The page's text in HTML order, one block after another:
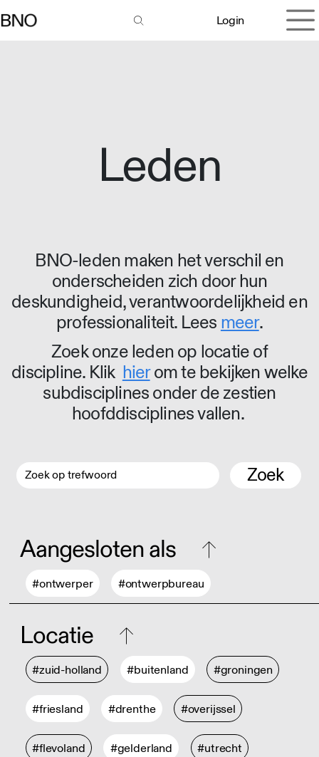
Login
Leden
BNO-leden maken het verschil en
onderscheiden zich door hun
deskundigheid, verantwoordelijkheid en
professionaliteit. Lees meer.
Zoek onze leden op locatie of
discipline. Klik hierom te bekijken welke
subdisciplines onder de zestien
hoofddisciplines vallen.
Zoek
Aangesloten als
#ontwerper #ontwerpbureau
Locatie
#zuid-holland #buitenland #groningen
#friesland #drenthe #overijssel
#flevoland #gelderland #utrecht